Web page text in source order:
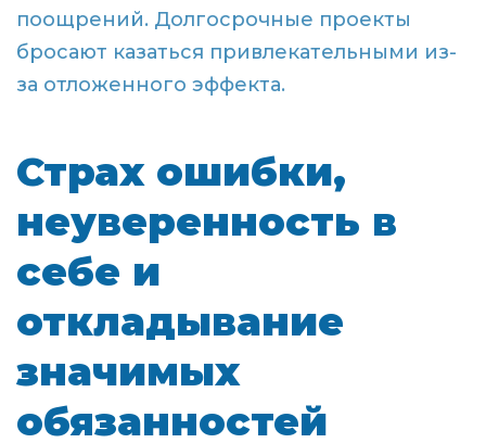
поощрений. Долгосрочные проекты
бросают казаться привлекательными из-
за отложенного эффекта.
Страх ошибки,
неуверенность в
себе и
откладывание
значимых
обязанностей